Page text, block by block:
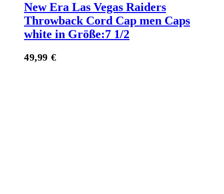
New Era Las Vegas Raiders
Throwback Cord Cap men Caps
white in Größe:7 1/2
49,99 €